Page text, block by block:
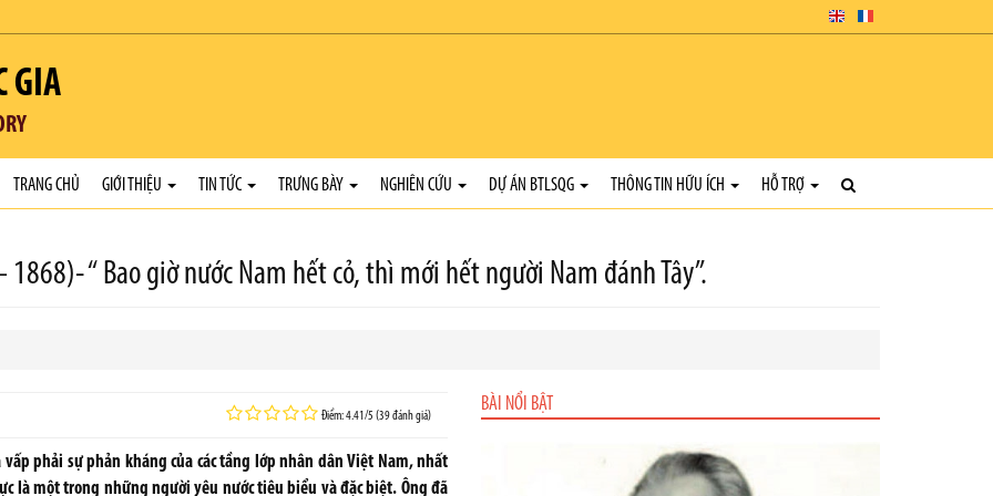
GIA
TRANG CHỦ GIỚI THIỆU TIN TỨC TRƯNG BÀY NGHIÊN CỨU DỰ ÁN BTLSQG THÔNG TIN HỮU ÍCH HỖ TRỢ
“ Bao giờ nước Nam hết cỏ, thì mới hết người Nam đánh Tây”.
Điểm: 4.41/5 (39 đánh giá)
phải sự phản kháng của các tầng lớp nhân dân Việt Nam, nhất
là một trong những người yêu nước tiêu biểu và đặc biệt. Ông đã
BÀI NỔI BẬT